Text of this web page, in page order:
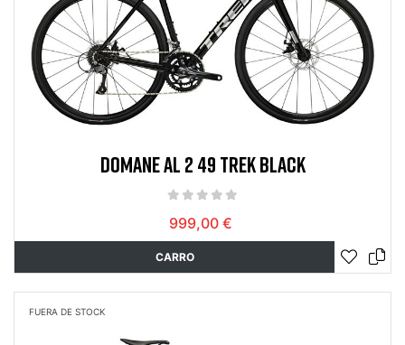
DOMANE AL 2 49 TREK BLACK
999,00 €
CARRO
FUERA DE STOCK